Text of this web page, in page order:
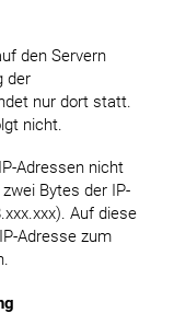
den Servern
der
nur dort statt.
nicht.
Adressen nicht
Bytes der IP-
Auf diese
Adresse zum